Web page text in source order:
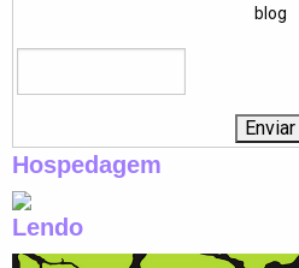
blog
Hospedagem
Lendo